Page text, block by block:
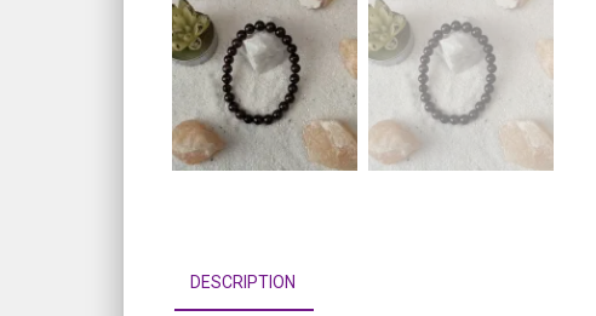
DESCRIPTION